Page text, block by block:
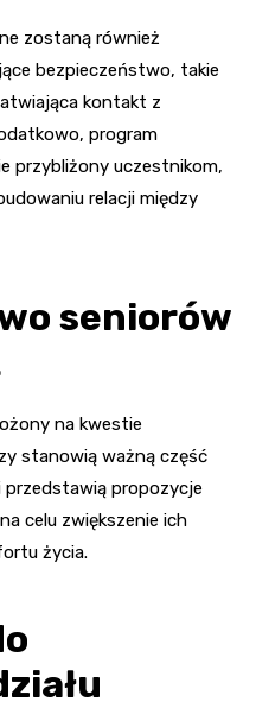
zostaną również
bezpieczeństwo, takie
kontakt z
program
przybliżony uczestnikom,
relacji między
seniorów
na kwestie
stanowią ważną część
przedstawią propozycje
celu zwiększenie ich
życia.